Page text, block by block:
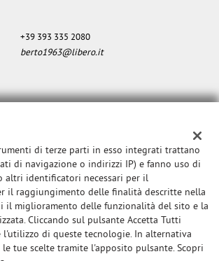
+39 393 335 2080
berto1963@libero.it
(PV)
PV
di terze parti in esso integrati trattano
di navigazione o indirizzi IP) e fanno uso di
altri identificatori necessari per il
il raggiungimento delle finalità descritte nella
il miglioramento delle funzionalità del sito e la
Cliccando sul pulsante Accetta Tutti
l'utilizzo di queste tecnologie. In alternativa
tue scelte tramite l'apposito pulsante. Scopri